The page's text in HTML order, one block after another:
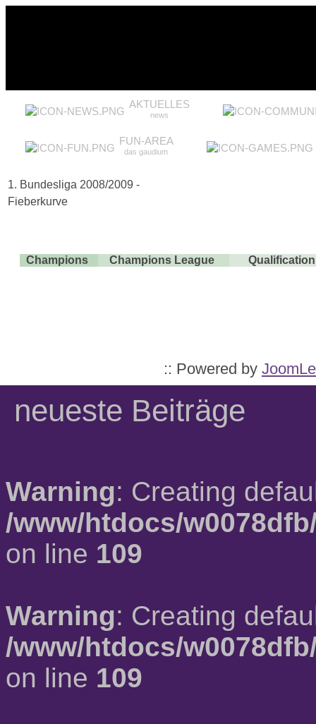
AKTUELLES
news
FUN-AREA
das gaudium
1. Bundesliga 2008/2009 -
Fieberkurve
Champions Champions League
:: Powered by
neueste Beiträge
Warning: Creating
/www/htdocs/
on line 109
Warning: Creating
/www/htdocs/
on line 109